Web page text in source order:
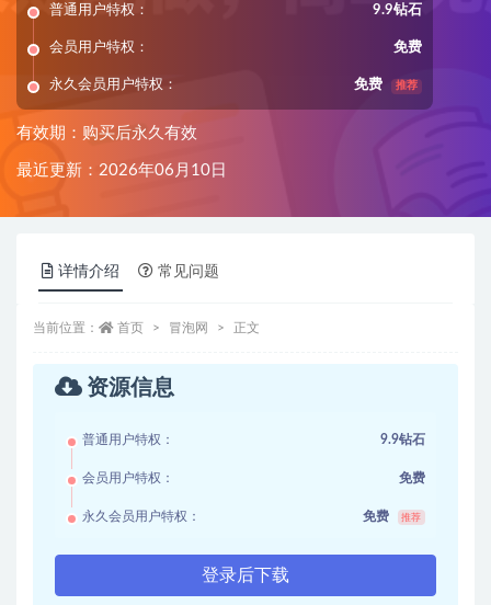
普通用户特权： 9.9钻石
会员用户特权： 免费
永久会员用户特权： 免费 推荐
有效期：购买后永久有效
最近更新：2026年06月10日
详情介绍 常见问题
当前位置： 首页 冒泡网 正文
资源信息
普通用户特权： 9.9钻石
会员用户特权： 免费
永久会员用户特权： 免费 推荐
登录后下载